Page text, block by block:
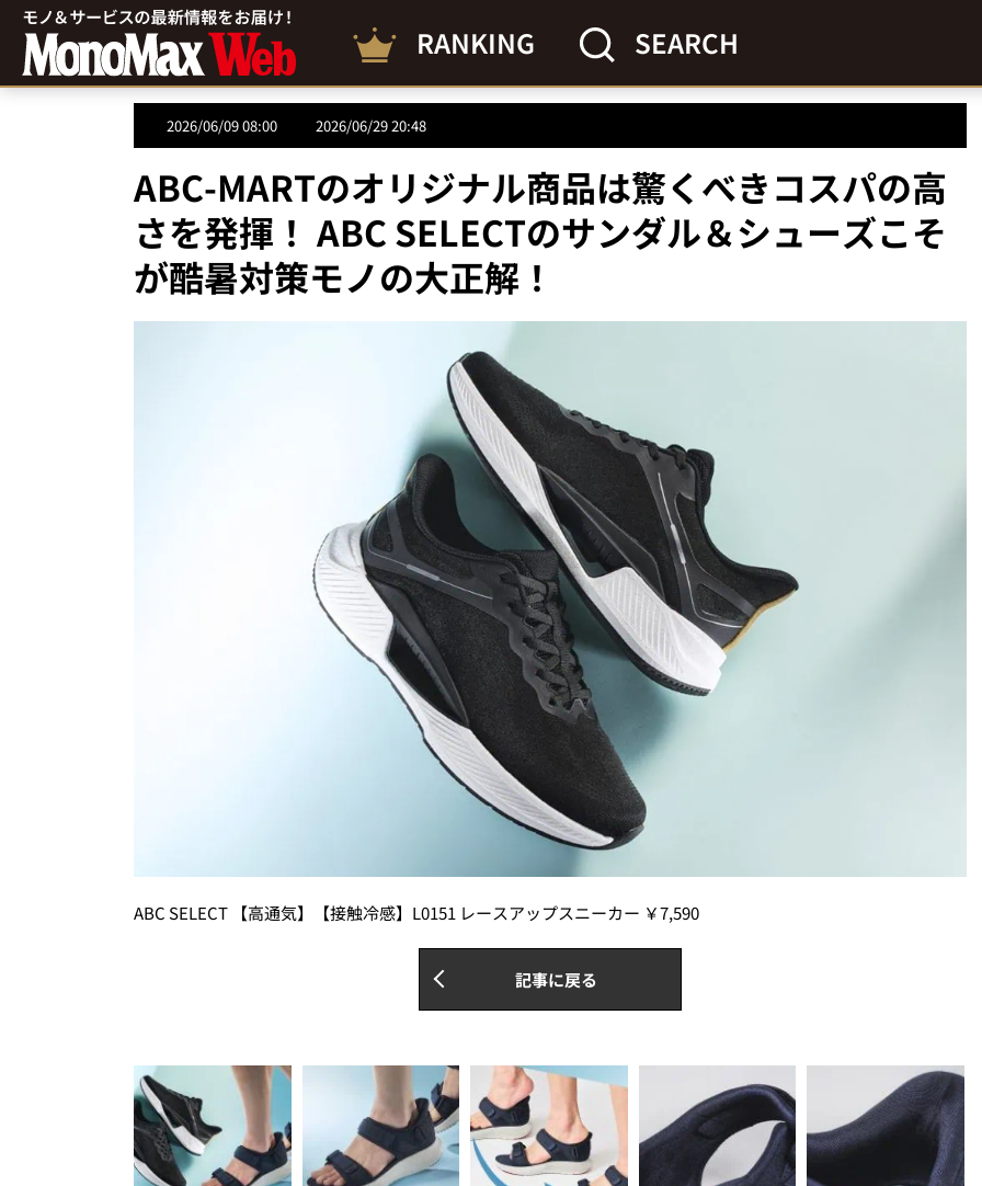
RANKING SEARCH
2026/06/09 08:00 2026/06/29 20:48
ABC-MARTのオリジナル商品は驚くべきコスパの高
さを発揮！ ABC SELECTのサンダル＆シューズこそ
が酷暑対策モノの大正解！
ABC SELECT 【高通気】【接触冷感】L0151 レースアップスニーカー ￥7,590
記事に戻る